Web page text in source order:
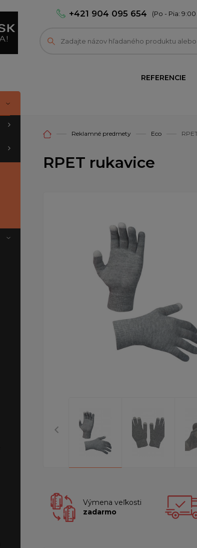
+421 904 095 654 (Po - Pia: 9:00
REFERENCIE
Reklamné predmety Eco
RPET rukavice
Výmena veľkosti
zadarmo